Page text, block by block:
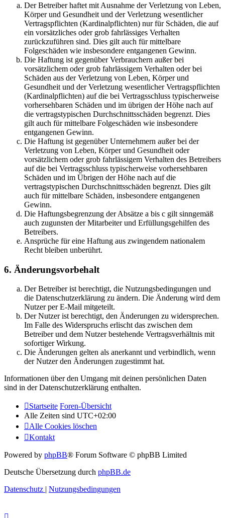
Der Betreiber haftet mit Ausnahme der Verletzung von Leben,
Körper und Gesundheit und der Verletzung wesentlicher
Vertragspflichten (Kardinalpflichten) nur für Schäden, die auf
ein vorsätzliches oder grob fahrlässiges Verhalten
zurückzuführen sind. Dies gilt auch für mittelbare
Folgeschäden wie insbesondere entgangenen Gewinn.
Die Haftung ist gegenüber Verbrauchern außer bei
vorsätzlichem oder grob fahrlässigem Verhalten oder bei
Schäden aus der Verletzung von Leben, Körper und
Gesundheit und der Verletzung wesentlicher Vertragspflichten
(Kardinalpflichten) auf die bei Vertragsschluss typischerweise
vorhersehbaren Schäden und im übrigen der Höhe nach auf
die vertragstypischen Durchschnittsschäden begrenzt. Dies
gilt auch für mittelbare Folgeschäden wie insbesondere
entgangenen Gewinn.
Die Haftung ist gegenüber Unternehmern außer bei der
Verletzung von Leben, Körper und Gesundheit oder
vorsätzlichem oder grob fahrlässigem Verhalten des Betreibers
auf die bei Vertragsschluss typischerweise vorhersehbaren
Schäden und im Übrigen der Höhe nach auf die
vertragstypischen Durchschnittsschäden begrenzt. Dies gilt
auch für mittelbare Schäden, insbesondere entgangenen
Gewinn.
Die Haftungsbegrenzung der Absätze a bis c gilt sinngemäß
auch zugunsten der Mitarbeiter und Erfüllungsgehilfen des
Betreibers.
Ansprüche für eine Haftung aus zwingendem nationalem
Recht bleiben unberührt.
6. Änderungsvorbehalt
Der Betreiber ist berechtigt, die Nutzungsbedingungen und
die Datenschutzerklärung zu ändern. Die Änderung wird dem
Nutzer per E-Mail mitgeteilt.
Der Nutzer ist berechtigt, den Änderungen zu widersprechen.
Im Falle des Widerspruchs erlischt das zwischen dem
Betreiber und dem Nutzer bestehende Vertragsverhältnis mit
sofortiger Wirkung.
Die Änderungen gelten als anerkannt und verbindlich, wenn
der Nutzer den Änderungen zugestimmt hat.
Informationen über den Umgang mit deinen persönlichen Daten
sind in der Datenschutzerklärung enthalten.
Startseite Foren-Übersicht
Alle Zeiten sind UTC+02:00
Alle Cookies löschen
Kontakt
Powered by phpBB® Forum Software © phpBB Limited
Deutsche Übersetzung durch phpBB.de
Datenschutz | Nutzungsbedingungen